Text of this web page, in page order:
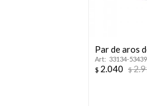
Par de aros
33134-
$ 2.040 $